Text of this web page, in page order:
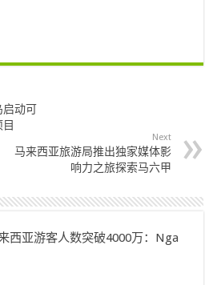
启动可
Next
马来西亚旅游局推出独家媒体影
响力之旅探索马六甲
西亚游客人数突破4000万：Nga